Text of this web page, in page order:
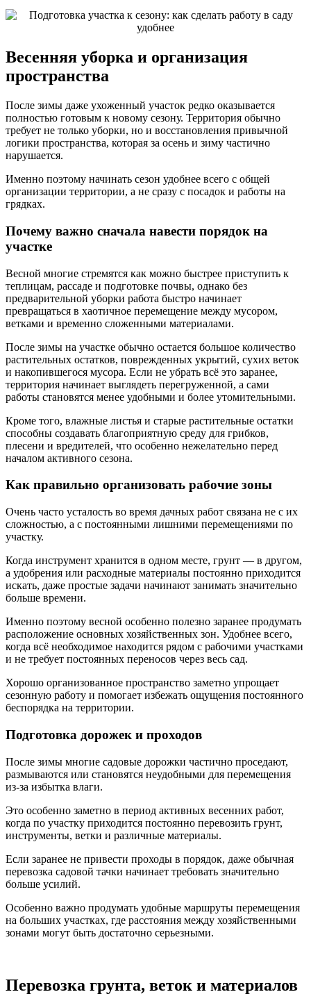
Весенняя уборка и организация
пространства
После зимы даже ухоженный участок редко оказывается
полностью готовым к новому сезону. Территория обычно
требует не только уборки, но и восстановления привычной
логики пространства, которая за осень и зиму частично
нарушается.
Именно поэтому начинать сезон удобнее всего с общей
организации территории, а не сразу с посадок и работы на
грядках.
Почему важно сначала навести порядок на
участке
Весной многие стремятся как можно быстрее приступить к
теплицам, рассаде и подготовке почвы, однако без
предварительной уборки работа быстро начинает
превращаться в хаотичное перемещение между мусором,
ветками и временно сложенными материалами.
После зимы на участке обычно остается большое количество
растительных остатков, поврежденных укрытий, сухих веток
и накопившегося мусора. Если не убрать всё это заранее,
территория начинает выглядеть перегруженной, а сами
работы становятся менее удобными и более утомительными.
Кроме того, влажные листья и старые растительные остатки
способны создавать благоприятную среду для грибков,
плесени и вредителей, что особенно нежелательно перед
началом активного сезона.
Как правильно организовать рабочие зоны
Очень часто усталость во время дачных работ связана не с их
сложностью, а с постоянными лишними перемещениями по
участку.
Когда инструмент хранится в одном месте, грунт — в другом,
а удобрения или расходные материалы постоянно приходится
искать, даже простые задачи начинают занимать значительно
больше времени.
Именно поэтому весной особенно полезно заранее продумать
расположение основных хозяйственных зон. Удобнее всего,
когда всё необходимое находится рядом с рабочими участками
и не требует постоянных переносов через весь сад.
Хорошо организованное пространство заметно упрощает
сезонную работу и помогает избежать ощущения постоянного
беспорядка на территории.
Подготовка дорожек и проходов
После зимы многие садовые дорожки частично проседают,
размываются или становятся неудобными для перемещения
из-за избытка влаги.
Это особенно заметно в период активных весенних работ,
когда по участку приходится постоянно перевозить грунт,
инструменты, ветки и различные материалы.
Если заранее не привести проходы в порядок, даже обычная
перевозка садовой тачки начинает требовать значительно
больше усилий.
Особенно важно продумать удобные маршруты перемещения
на больших участках, где расстояния между хозяйственными
зонами могут быть достаточно серьезными.
Перевозка грунта, веток и материалов